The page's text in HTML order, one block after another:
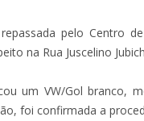
pelo Centro
na Rua Juscelino
um VW/Gol branco,
foi confirmada a